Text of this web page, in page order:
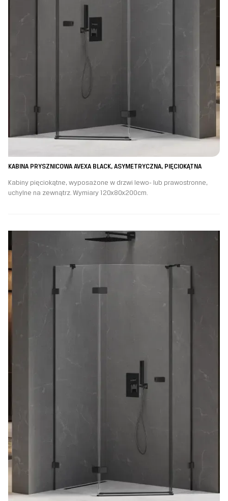
KABINA PRYSZNICOWA AVEXA BLACK, ASYMETRYCZNA, PIĘCIOKĄTNA
Kabiny pięciokątne, wyposażone w drzwi lewo- lub prawostronne,
uchylne na zewnątrz. Wymiary 120x80x200cm.